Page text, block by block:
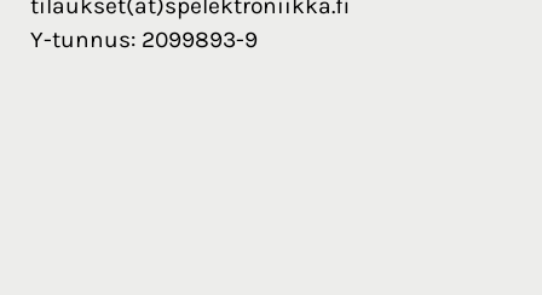
tilaukset(at)spelektroniikka.fi
Y-tunnus: 2099893-9